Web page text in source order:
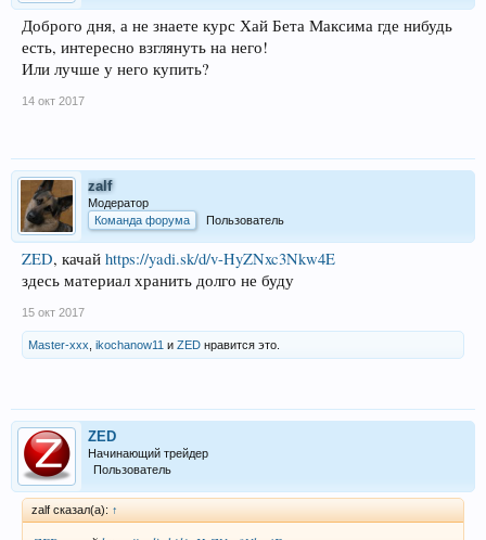
Доброго дня, а не знаете курс Хай Бета Максима где нибудь
есть, интересно взглянуть на него!
Или лучше у него купить?
14 окт 2017
zalf
Модератор
Команда форума
Пользователь
ZED, качай https://yadi.sk/d/v-HyZNxc3Nkw4E
здесь материал хранить долго не буду
15 окт 2017
Master-xxx ikochanow11 и ZED нравится это.
ZED
Начинающий трейдер
Пользователь
zalf сказал(а): ↑